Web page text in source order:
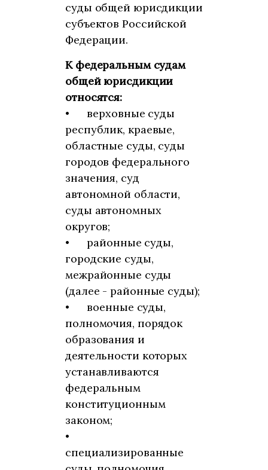
суды общей юрисдикции
субъектов Российской
Федерации.
К федеральным судам
общей юрисдикции
относятся:
• верховные суды
республик, краевые,
областные суды, суды
городов федерального
значения, суд
автономной области,
суды автономных
округов;
•районные суды,
городские суды,
межрайонные суды
(далее - районные суды);
• военные суды,
полномочия, порядок
образования и
деятельности которых
устанавливаются
федеральным
конституционным
законом;
•
специализированные